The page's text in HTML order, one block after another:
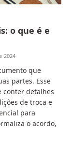
o que é e
2024
que
partes. Esse
conter detalhes
de troca e
para
o acordo,